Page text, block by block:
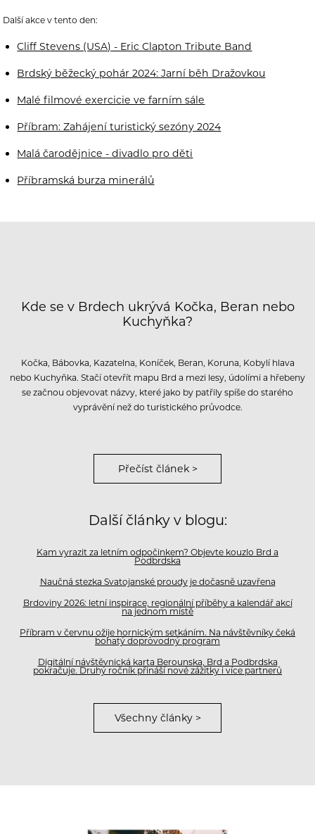
Další akce v tento den:
Cliff Stevens (USA) - Eric Clapton Tribute Band
Brdský běžecký pohár 2024: Jarní běh Dražovkou
Malé filmové exercicie ve farním sále
Příbram: Zahájení turistický sezóny 2024
Malá čarodějnice - divadlo pro děti
Příbramská burza minerálů
Kde se v Brdech ukrývá Kočka, Beran nebo
Kuchyňka?
Kočka, Bábovka, Kazatelna, Koníček, Beran, Koruna, Kobylí hlava
nebo Kuchyňka. Stačí otevřít mapu Brd a mezi lesy, údolími a hřebeny
se začnou objevovat názvy, které jako by patřily spíše do starého
vyprávění než do turistického průvodce.
Přečíst článek >
Další články v blogu:
Kam vyrazit za letním odpočinkem? Objevte kouzlo Brd a
Podbrdska
Naučná stezka Svatojanské proudy je dočasně uzavřena
Brdoviny 2026: letní inspirace, regionální příběhy a kalendář akcí
na jednom místě
Příbram v červnu ožije hornickým setkáním. Na návštěvníky čeká
bohatý doprovodný program
Digitální návštěvnická karta Berounska, Brd a Podbrdska
pokračuje. Druhý ročník přináší nové zážitky i více partnerů
Všechny články >